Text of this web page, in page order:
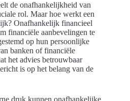
de onafhankelijkheid van
rol. Maar hoe werkt een
Onafhankelijk financieel
financiële aanbevelingen te
op hun persoonlijke
banken of financiële
het advies betrouwbaar
is op het belang van de
druk kunnen onafhankelijke